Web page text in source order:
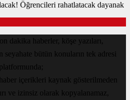
Öğrencileri rahatlatacak dayanak
dakika haberler, köşe yazıları,
seyahate bütün konuların tek adresi
içerikleri kaynak gösterilmeden
ve izinsiz olarak kopyalanamaz,